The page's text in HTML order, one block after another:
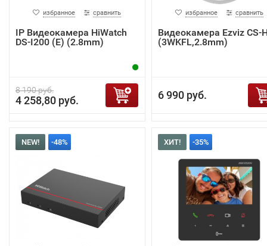
избранное сравнить
IP Видеокамера HiWatch
DS-I200 (E) (2.8mm)
8 190 руб.
4 258,80 руб.
избранное сравнить
Видеокамера Ezviz CS-
(3WKFL,2.8mm)
6 990 руб.
NEW! -48% ХИТ! -35%